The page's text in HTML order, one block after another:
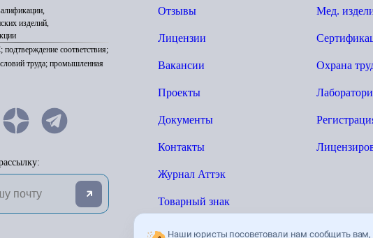
Наши юристы посоветовали нам сообщить
изделий,
соответствия;
труда; промышленная
Отзывы
Лицензии
Вакансии
Проекты
Документы
Контакты
Журнал Аттэк
Товарный знак
Мед.
Охрана